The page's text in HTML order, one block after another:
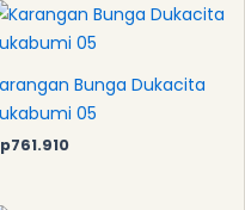
Bunga Dukacita
05
761.910